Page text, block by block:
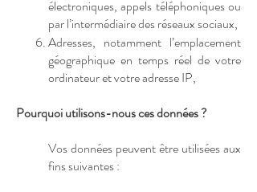
électroniques, appels téléphoniques ou
par l’intermédiaire des réseaux sociaux,
Adresses, notamment l’emplacement
géographique en temps réel de votre
ordinateur et votre adresse IP,
Pourquoi utilisons-nous ces données ?
Vos données peuvent être utilisées aux
fins suivantes :